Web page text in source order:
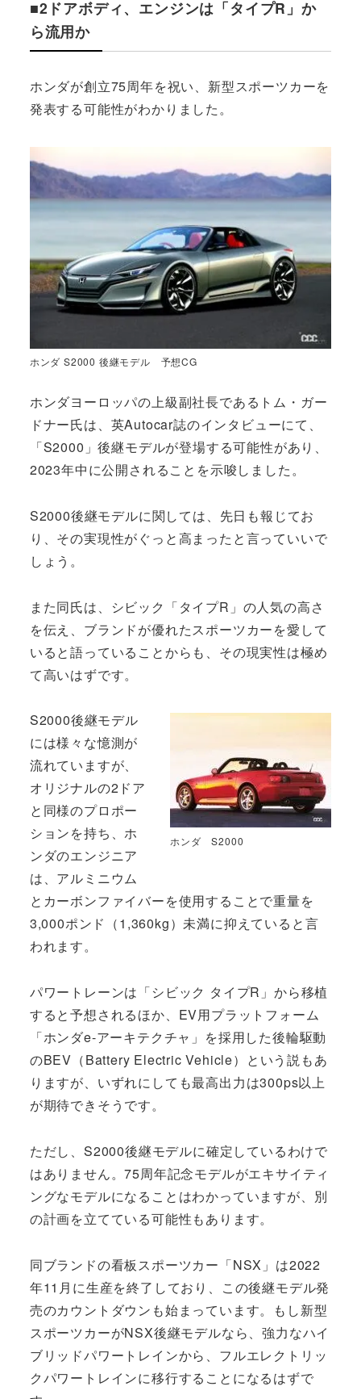
■2ドアボディ、エンジンは「タイプR」か
ら流用か
ホンダが創立75周年を祝い、新型スポーツカーを
発表する可能性がわかりました。
ホンダ S2000 後継モデル 予想CG
ホンダヨーロッパの上級副社長であるトム・ガー
ドナー氏は、英Autocar誌のインタビューにて、
「S2000」後継モデルが登場する可能性があり、
2023年中に公開されることを示唆しました。
S2000後継モデルに関しては、先日も報じてお
り、その実現性がぐっと高まったと言っていいで
しょう。
また同氏は、シビック「タイプR」の人気の高さ
を伝え、ブランドが優れたスポーツカーを愛して
いると語っていることからも、その現実性は極め
て高いはずです。
ホンダ S2000
S2000後継モデル
には様々な憶測が
流れていますが、
オリジナルの2ドア
と同様のプロポー
ションを持ち、ホ
ンダのエンジニア
は、アルミニウム
とカーボンファイバーを使用することで重量を
3,000ポンド（1,360kg）未満に抑えていると言
われます。
パワートレーンは「シビック タイプR」から移植
すると予想されるほか、EV用プラットフォーム
「ホンダe-アーキテクチャ」を採用した後輪駆動
のBEV（Battery Electric Vehicle）という説もあ
りますが、いずれにしても最高出力は300ps以上
が期待できそうです。
ただし、S2000後継モデルに確定しているわけで
はありません。75周年記念モデルがエキサイティ
ングなモデルになることはわかっていますが、別
の計画を立てている可能性もあります。
同ブランドの看板スポーツカー「NSX」は2022
年11月に生産を終了しており、この後継モデル発
売のカウントダウンも始まっています。もし新型
スポーツカーがNSX後継モデルなら、強力なハイ
ブリッドパワートレインから、フルエレクトリッ
クパワートレインに移行することになるはずで